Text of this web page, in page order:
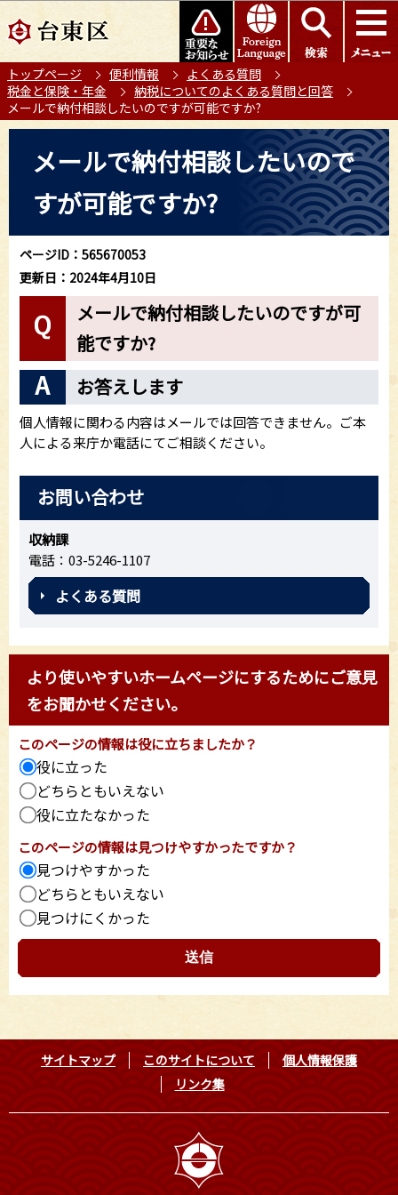
の
ー
ジ
の
このページの本文へ移動
トップページ 便利情報
よくある質問
税金と保険・年金
納税についてのよくある質問と回答
メールで納付相談したいのですが可能ですか?
ら
メールで納付相談したいので
すが可能ですか?
ページID：565670053
更新日：2024年4月10日
メールで納付相談したいのですが可
能ですか?
お答えします
個人情報に関わる内容はメールでは回答できません。ご本
人による来庁か電話にてご相談ください。
お問い合わせ
収納課
電話：03-5246-1107
よくある質問
より使いやすいホームページにするためにご意見
をお聞かせください。
このページの情報は役に立ちましたか？
役に立った
どちらともいえない
役に立たなかった
このページの情報は見つけやすかったですか？
見つけやすかった
どちらともいえない
見つけにくかった
サイトマップ このサイトについて
個人情報保護
リンク集